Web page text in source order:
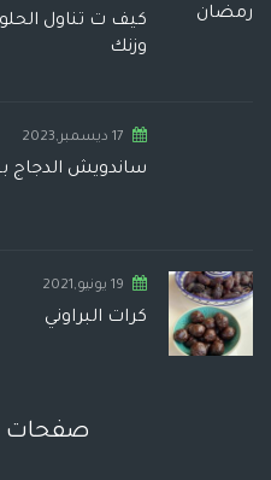
كيف ت تناول
وزنك
17 ديسمبر,2023
ساندويش الدجاج
19 يونيو,2021
كرات البراوني
صفحات